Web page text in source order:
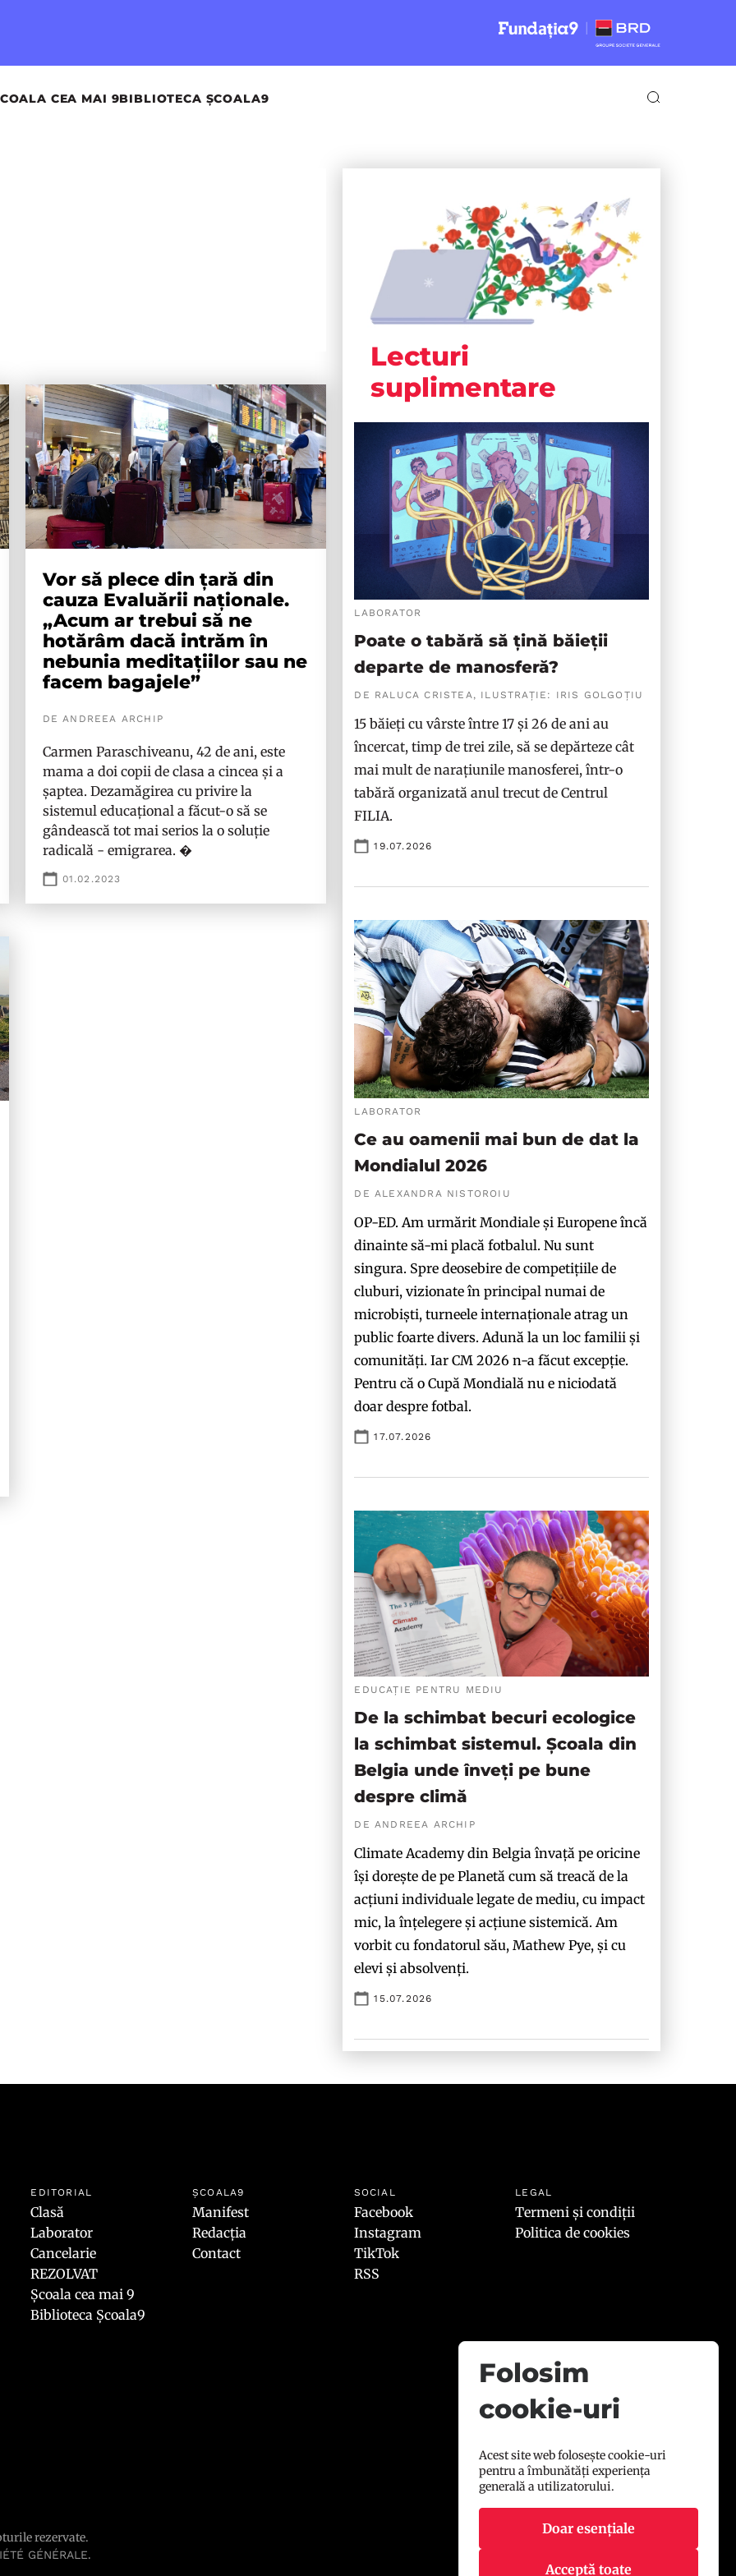
CEA MAI 9BIBLIOTECA ȘCOALA9
Vor să plece din țară din
cauza Evaluării naționale.
„Acum ar trebui să ne
hotărâm dacă intrăm în
nebunia meditațiilor sau ne
facem bagajele”
DE ANDREEA ARCHIP
Carmen Paraschiveanu, 42 de ani, este
mama a doi copii de clasa a cincea și a
șaptea. Dezamăgirea cu privire la
sistemul educațional a făcut-o să se
gândească tot mai serios la o soluție
radicală - emigrarea. �
01.02.2023
Lecturi
suplimentare
LABORATOR
Poate o tabără să țină băieții
departe de manosferă?
DE RALUCA CRISTEA, ILUSTRAȚIE: IRIS GOLGOȚIU
15 băieți cu vârste între 17 și 26 de ani au
încercat, timp de trei zile, să se depărteze cât
mai mult de narațiunile manosferei, într-o
tabără organizată anul trecut de Centrul
FILIA.
19.07.2026
LABORATOR
Ce au oamenii mai bun de dat la
Mondialul 2026
DE ALEXANDRA NISTOROIU
OP-ED. Am urmărit Mondiale și Europene încă
dinainte să-mi placă fotbalul. Nu sunt
singura. Spre deosebire de competițiile de
cluburi, vizionate în principal numai de
microbiști, turneele internaționale atrag un
public foarte divers. Adună la un loc familii și
comunități. Iar CM 2026 n-a făcut excepție.
Pentru că o Cupă Mondială nu e niciodată
doar despre fotbal.
17.07.2026
EDUCAȚIE PENTRU MEDIU
De la schimbat becuri ecologice
la schimbat sistemul. Școala din
Belgia unde înveți pe bune
despre climă
DE ANDREEA ARCHIP
Climate Academy din Belgia învață pe oricine
își dorește de pe Planetă cum să treacă de la
acțiuni individuale legate de mediu, cu impact
mic, la înțelegere și acțiune sistemică. Am
vorbit cu fondatorul său, Mathew Pye, și cu
elevi și absolvenți.
15.07.2026
EDITORIAL
Clasă
Laborator
Cancelarie
REZOLVAT
Școala cea mai 9
Biblioteca Școala9
ȘCOALA9
Manifest
Redacția
Contact
SOCIAL
Facebook
Instagram
TikTok
RSS
LEGAL
Termeni și condiții
Politica de cookies
rezervate.
GÉNÉRALE.
Folosim
cookie-uri
Acest site web folosește cookie-uri
pentru a îmbunătăți experiența
generală a utilizatorului.
Doar esențiale
Acceptă toate